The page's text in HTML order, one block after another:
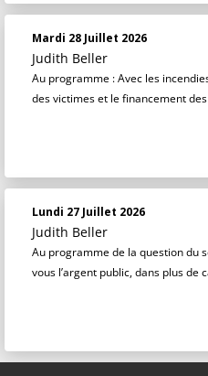
Mardi 28 Juillet 2026
Judith Beller
Au programme : Avec les
des victimes et le financement
Lundi 27 Juillet 2026
Judith Beller
Au programme de la question du
vous l’argent public, dans plus de